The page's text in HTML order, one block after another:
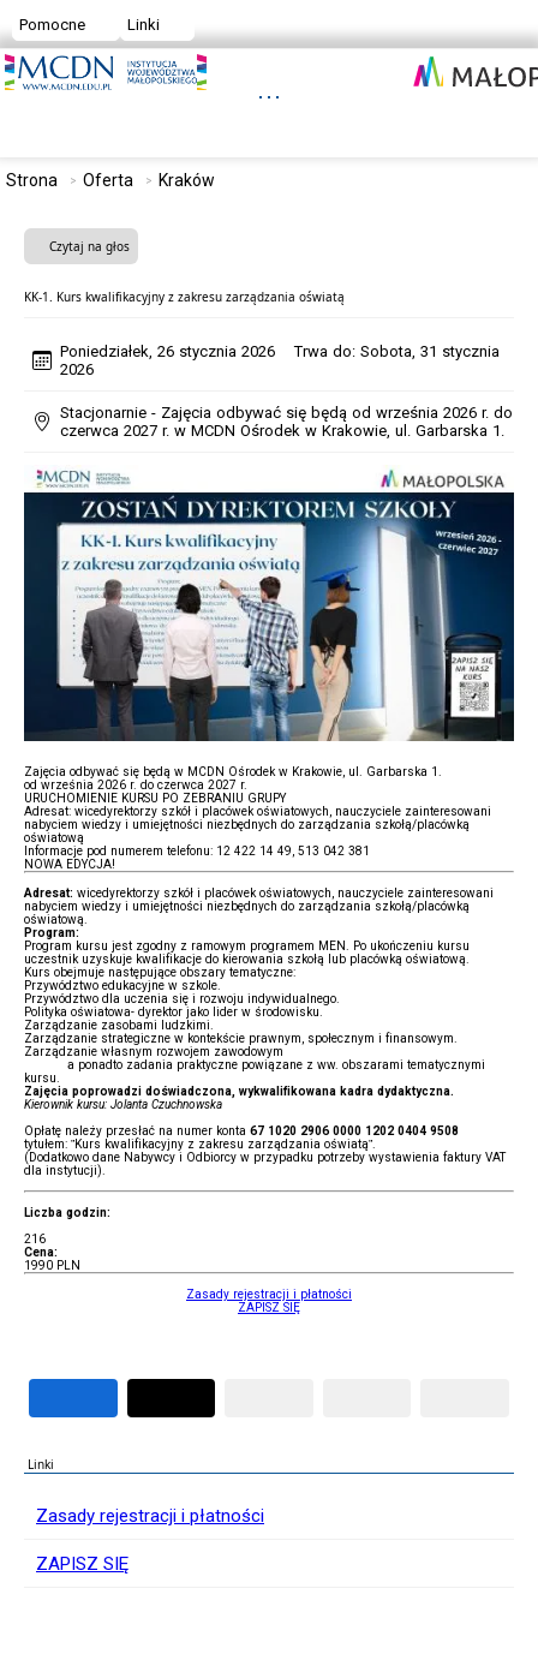
Pomocne Linki
Strona Oferta Kraków
Czytaj na głos
KK-1. Kurs kwalifikacyjny z zakresu zarządzania oświatą
Poniedziałek, 26 stycznia 2026 Trwa do: Sobota, 31 stycznia
2026
Stacjonarnie - Zajęcia odbywać się będą od września 2026 r. do
czerwca 2027 r. w MCDN Ośrodek w Krakowie, ul. Garbarska 1.
Zajęcia odbywać się będą w MCDN Ośrodek w Krakowie, ul. Garbarska 1.
od września 2026 r. do czerwca 2027 r.
URUCHOMIENIE KURSU PO ZEBRANIU GRUPY
Adresat: wicedyrektorzy szkół i placówek oświatowych, nauczyciele zainteresowani
nabyciem wiedzy i umiejętności niezbędnych do zarządzania szkołą/placówką
oświatową
Informacje pod numerem telefonu: 12 422 14 49, 513 042 381
NOWA EDYCJA!
Adresat: wicedyrektorzy szkół i placówek oświatowych, nauczyciele zainteresowani
nabyciem wiedzy i umiejętności niezbędnych do zarządzania szkołą/placówką
oświatową.
Program:
Program kursu jest zgodny z ramowym programem MEN. Po ukończeniu kursu
uczestnik uzyskuje kwalifikacje do kierowania szkołą lub placówką oświatową.
Kurs obejmuje następujące obszary tematyczne:
Przywództwo edukacyjne w szkole.
Przywództwo dla uczenia się i rozwoju indywidualnego.
Polityka oświatowa- dyrektor jako lider w środowisku.
Zarządzanie zasobami ludzkimi.
Zarządzanie strategiczne w kontekście prawnym, społecznym i finansowym.
Zarządzanie własnym rozwojem zawodowym
a ponadto zadania praktyczne powiązane z ww. obszarami tematycznymi
kursu.
Zajęcia poprowadzi doświadczona, wykwalifikowana kadra dydaktyczna.
Kierownik kursu: Jolanta Czuchnowska
Opłatę należy przesłać na numer konta 67 1020 2906 0000 1202 0404 9508
tytułem: ”Kurs kwalifikacyjny z zakresu zarządzania oświatą”.
(Dodatkowo dane Nabywcy i Odbiorcy w przypadku potrzeby wystawienia faktury VAT
dla instytucji).
Liczba godzin:
216
Cena:
1990 PLN
Zasady rejestracji i płatności
ZAPISZ SIĘ
Linki
Zasady rejestracji i płatności
ZAPISZ SIĘ